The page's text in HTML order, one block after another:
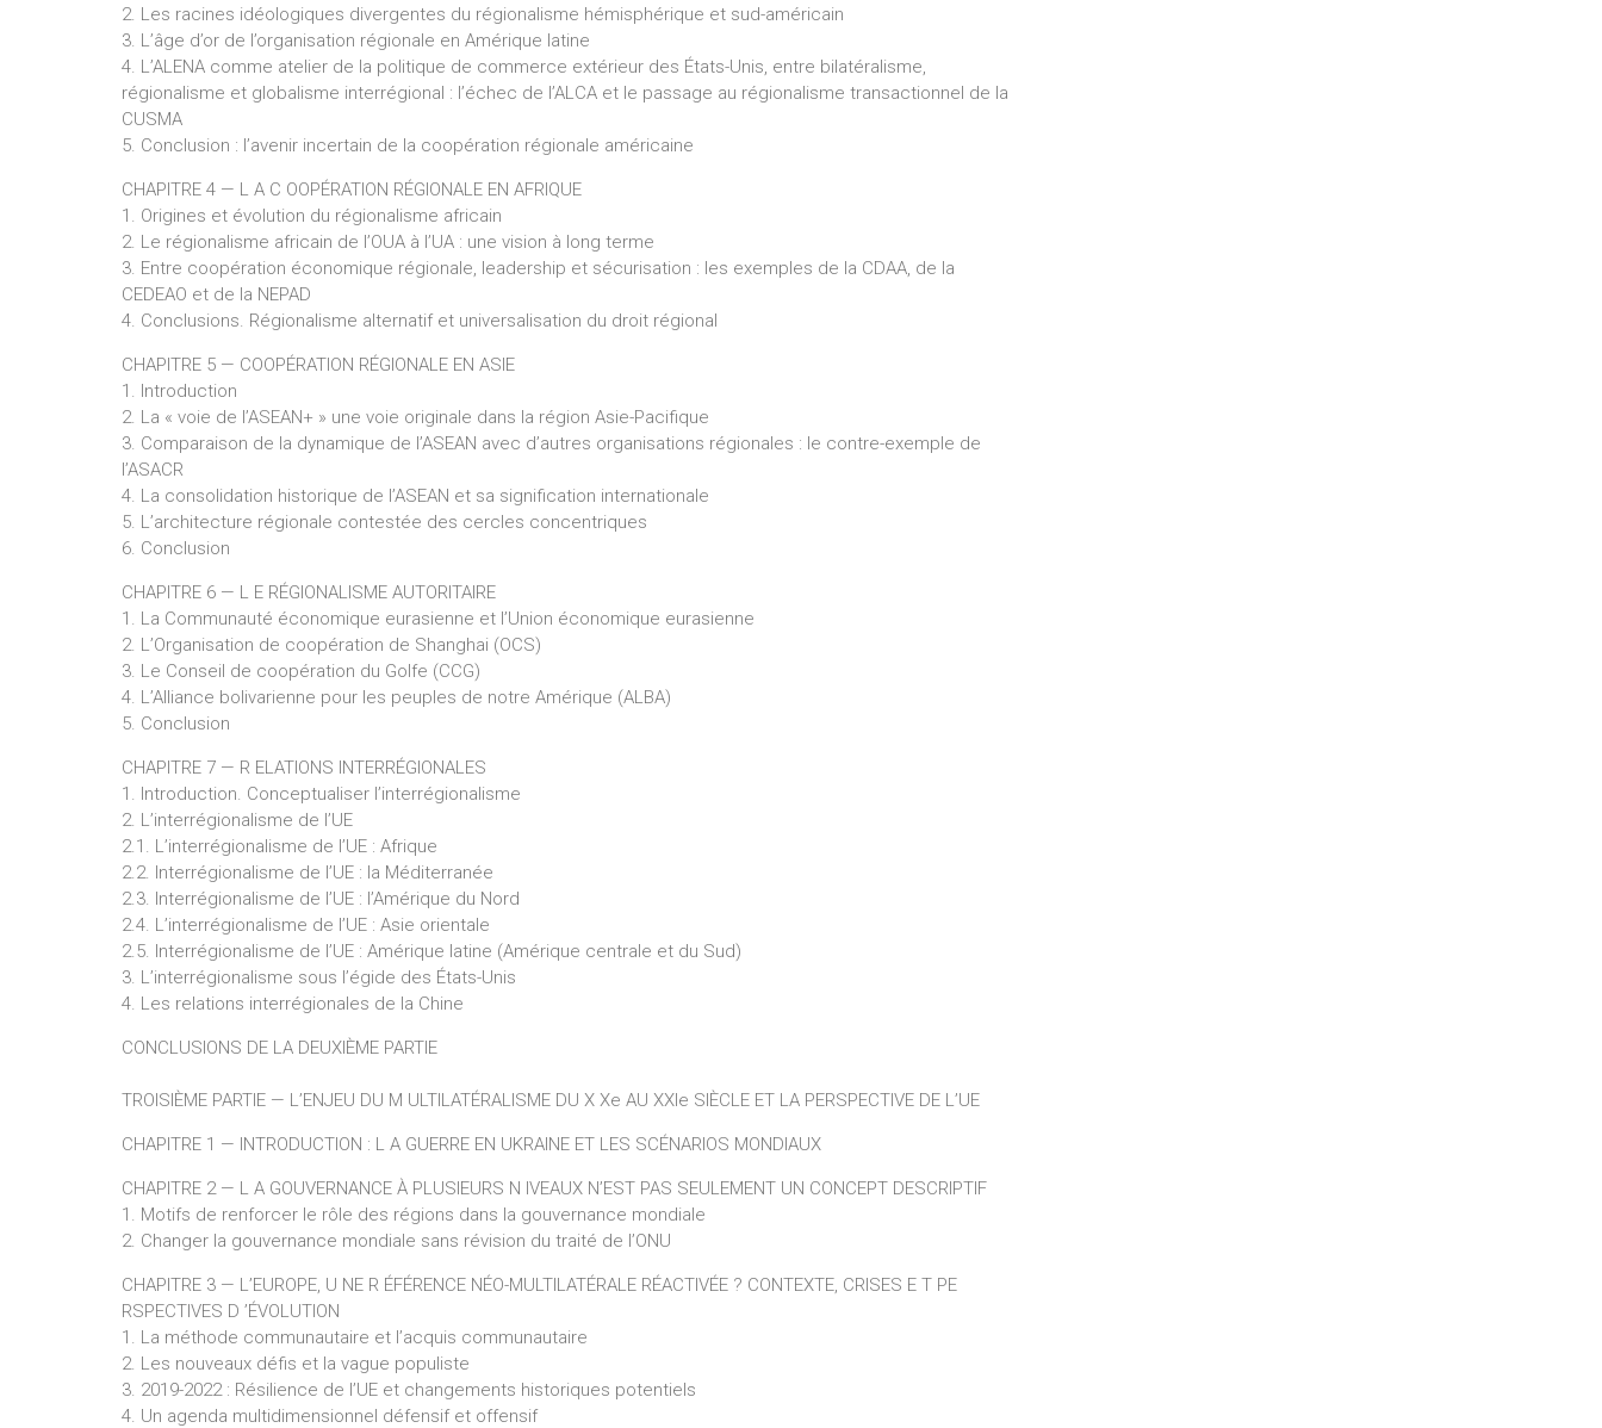
2. Les racines idéologiques divergentes du régionalisme hémisphérique et sud-américain
3. L’âge d’or de l’organisation régionale en Amérique latine
4. L’ALENA comme atelier de la politique de commerce extérieur des États-Unis, entre bilatéralisme,
régionalisme et globalisme interrégional : l’échec de l’ALCA et le passage au régionalisme transactionnel de la
CUSMA
5. Conclusion : l’avenir incertain de la coopération régionale américaine
CHAPITRE 4 — L A C OOPÉRATION RÉGIONALE EN AFRIQUE
1. Origines et évolution du régionalisme africain
2. Le régionalisme africain de l’OUA à l’UA : une vision à long terme
3. Entre coopération économique régionale, leadership et sécurisation : les exemples de la CDAA, de la
CEDEAO et de la NEPAD
4. Conclusions. Régionalisme alternatif et universalisation du droit régional
CHAPITRE 5 — COOPÉRATION RÉGIONALE EN ASIE
1. Introduction
2. La « voie de l’ASEAN+ » une voie originale dans la région Asie-Pacifique
3. Comparaison de la dynamique de l’ASEAN avec d’autres organisations régionales : le contre-exemple de
l’ASACR
4. La consolidation historique de l’ASEAN et sa signification internationale
5. L’architecture régionale contestée des cercles concentriques
6. Conclusion
CHAPITRE 6 — L E RÉGIONALISME AUTORITAIRE
1. La Communauté économique eurasienne et l’Union économique eurasienne
2. L’Organisation de coopération de Shanghai (OCS)
3. Le Conseil de coopération du Golfe (CCG)
4. L’Alliance bolivarienne pour les peuples de notre Amérique (ALBA)
5. Conclusion
CHAPITRE 7 — R ELATIONS INTERRÉGIONALES
1. Introduction. Conceptualiser l’interrégionalisme
2. L’interrégionalisme de l’UE
2.1. L’interrégionalisme de l’UE : Afrique
2.2. Interrégionalisme de l’UE : la Méditerranée
2.3. Interrégionalisme de l’UE : l’Amérique du Nord
2.4. L’interrégionalisme de l’UE : Asie orientale
2.5. Interrégionalisme de l’UE : Amérique latine (Amérique centrale et du Sud)
3. L’interrégionalisme sous l’égide des États-Unis
4. Les relations interrégionales de la Chine
CONCLUSIONS DE LA DEUXIÈME PARTIE
TROISIÈME PARTIE — L’ENJEU DU M ULTILATÉRALISME DU X Xe AU XXIe SIÈCLE ET LA PERSPECTIVE DE L’UE
CHAPITRE 1 — INTRODUCTION : L A GUERRE EN UKRAINE ET LES SCÉNARIOS MONDIAUX
CHAPITRE 2 — L A GOUVERNANCE À PLUSIEURS N IVEAUX N’EST PAS SEULEMENT UN CONCEPT DESCRIPTIF
1. Motifs de renforcer le rôle des régions dans la gouvernance mondiale
2. Changer la gouvernance mondiale sans révision du traité de l’ONU
CHAPITRE 3 — L’EUROPE, U NE R ÉFÉRENCE NÉO-MULTILATÉRALE RÉACTIVÉE ? CONTEXTE, CRISES E T PE
RSPECTIVES D ’ÉVOLUTION
1. La méthode communautaire et l’acquis communautaire
2. Les nouveaux défis et la vague populiste
3. 2019-2022 : Résilience de l’UE et changements historiques potentiels
4. Un agenda multidimensionnel défensif et offensif